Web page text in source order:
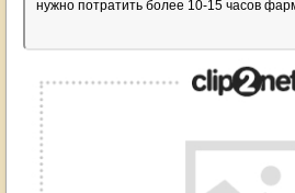
нужно потратить более 10-15 часов